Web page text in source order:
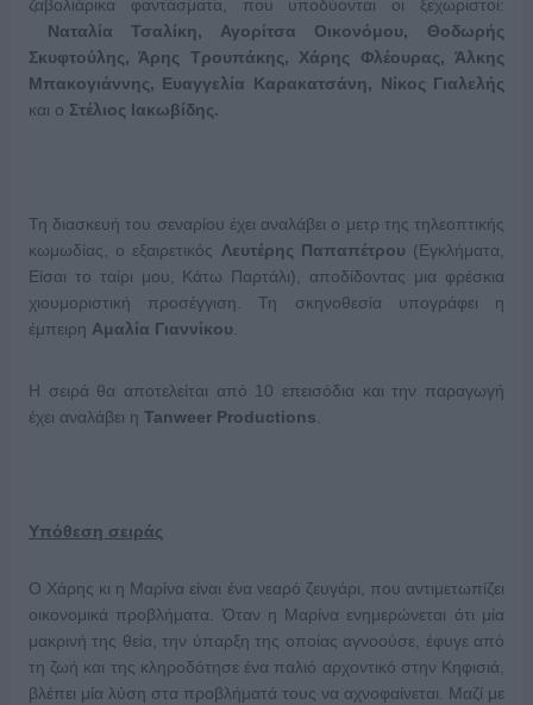
ζαβολιάρικα φαντάσματα, που υποδύονται οι ξεχωριστοί:
Ναταλία Τσαλίκη, Αγορίτσα Οικονόμου, Θοδωρής
Σκυφτούλης, Άρης Τρουπάκης, Χάρης Φλέουρας, Άλκης
Μπακογιάννης, Ευαγγελία Καρακατσάνη, Νίκος Γιαλελής
και ο Στέλιος Ιακωβίδης.
Τη διασκευή του σεναρίου έχει αναλάβει ο μετρ της τηλεοπτικής
κωμωδίας, ο εξαιρετικός Λευτέρης Παπαπέτρου (Εγκλήματα,
Είσαι το ταίρι μου, Κάτω Παρτάλι), αποδίδοντας μια φρέσκια
χιουμοριστική προσέγγιση. Τη σκηνοθεσία υπογράφει η
έμπειρη Αμαλία Γιαννίκου.
Η σειρά θα αποτελείται από 10 επεισόδια και την παραγωγή
έχει αναλάβει η Tanweer Productions.
Υπόθεση σειράς
Ο Χάρης κι η Μαρίνα είναι ένα νεαρό ζευγάρι, που αντιμετωπίζει
οικονομικά προβλήματα. Όταν η Μαρίνα ενημερώνεται ότι μία
μακρινή της θεία, την ύπαρξη της οποίας αγνοούσε, έφυγε από
τη ζωή και της κληροδότησε ένα παλιό αρχοντικό στην Κηφισιά,
βλέπει μία λύση στα προβλήματά τους να αχνοφαίνεται. Μαζί με